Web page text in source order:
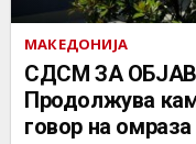
МАКЕДОНИЈА
СДСМ ЗА
Продолжува
говор на